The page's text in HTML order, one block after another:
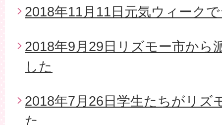
2018年11月11日元気ウィーク
2018年9月29日リズモー市から
した
2018年7月26日学生たちがリズ
た